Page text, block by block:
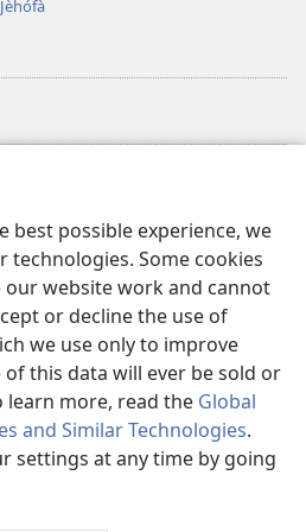
best possible experience, we
technologies. Some cookies
our website work and cannot
or decline the use of
we use only to improve
this data will ever be sold or
learn more, read the Global
and Similar Technologies.
settings at any time by going
TI Watchtower™
and Tract Society of Pennsylvania.